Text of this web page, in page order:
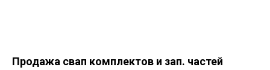
Продажа свап комплектов и зап. частей